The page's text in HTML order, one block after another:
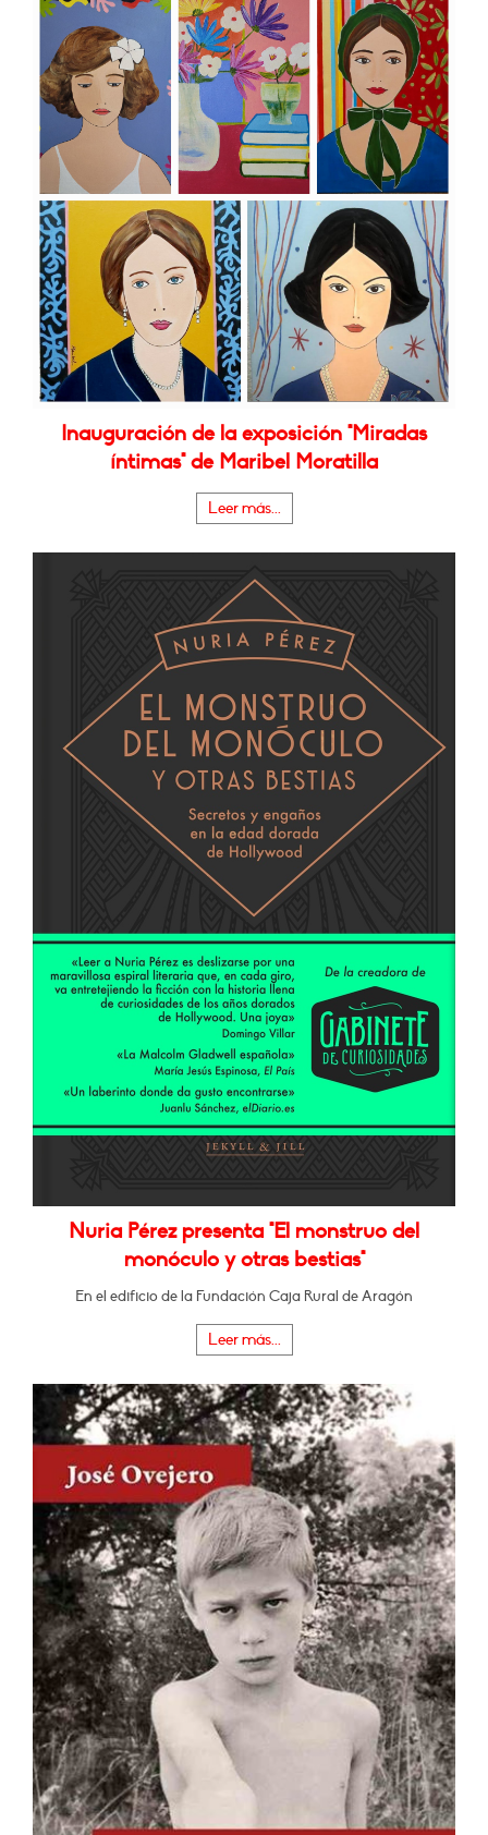
Inauguración de la exposición "Miradas
íntimas" de Maribel Moratilla
Leer más...
Nuria Pérez presenta "El monstruo del
monóculo y otras bestias"
En el edificio de la Fundación Caja Rural de Aragón
Leer más...